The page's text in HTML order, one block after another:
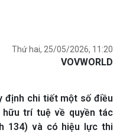
Thứ hai, 25/05/2026, 11:20
VOVWORLD
định chi tiết một số điều
trí tuệ về quyền tác
134) và có hiệu lực thi